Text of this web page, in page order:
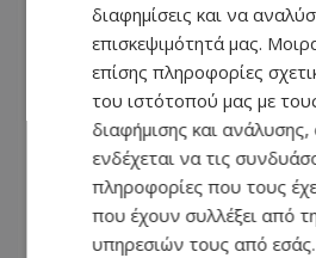
Συναγερμός στο
Λάρνακας: Τα «παιδικά
διαφημίσεις και να
επισκεψιμότητά μας.
επίσης πληροφορίες
του ιστότοπού μας με
διαφήμισης και ανάλυσης,
ενδέχεται να τις
πληροφορίες που τους
που έχουν συλλέξει από
υπηρεσιών τους από εσάς.